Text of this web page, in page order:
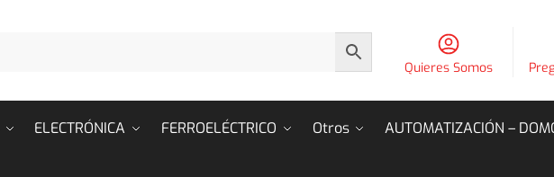
Quieres Somos
ELECTRÓNICA FERROELÉCTRICO Otros AUTOMATIZACIÓN –